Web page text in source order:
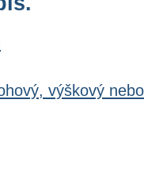
výškový